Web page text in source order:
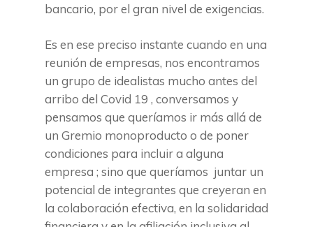
bancario, por el gran nivel de exigencias.
Es en ese preciso instante cuando en una
reunión de empresas, nos encontramos
un grupo de idealistas mucho antes del
arribo del Covid 19 , conversamos y
pensamos que queríamos ir más allá de
un Gremio monoproducto o de poner
condiciones para incluir a alguna
empresa ; sino que queríamos juntar un
potencial de integrantes que creyeran en
la colaboración efectiva, en la solidaridad